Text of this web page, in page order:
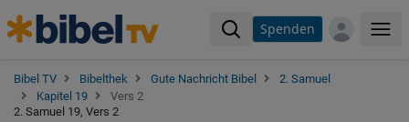
Spenden
Bibel TV Bibelthek Gute Nachricht Bibel
2. Samuel
Kapitel 19
Vers 2
2. Samuel 19, Vers 2